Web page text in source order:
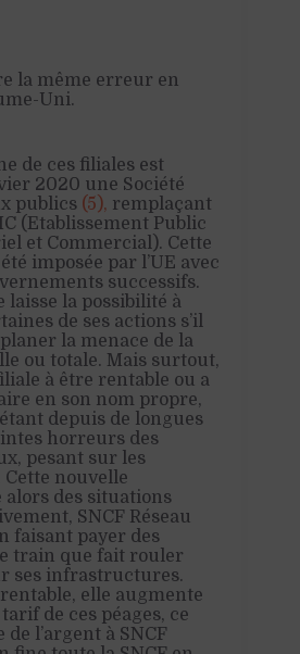
la même erreur en
Uni.
de ces filiales est
2020 une Société
publics (5), remplaçant
(Etablissement Public
et Commercial). Cette
imposée par l’UE avec
successifs.
laisse la possibilité à
de ses actions s’il
la menace de la
ou totale. Mais surtout,
à être rentable ou a
en son nom propre,
étant depuis de longues
horreurs des
pesant sur les
nouvelle
des situations
SNCF Réseau
faisant payer des
train que fait rouler
ses infrastructures.
elle augmente
de ces péages, ce
l’argent à SNCF